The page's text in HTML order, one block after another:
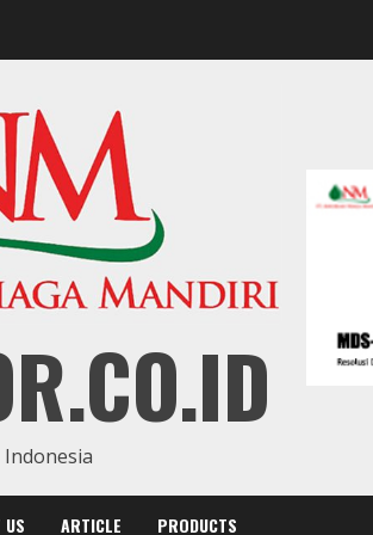
US ARTICLE PRODUCTS